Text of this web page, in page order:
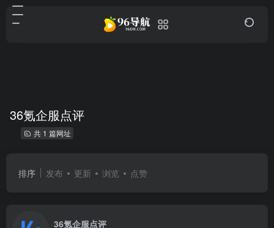
36氪企服点评
共 1 篇网址
排序 发布 更新 浏览 点赞
36氪企服点评